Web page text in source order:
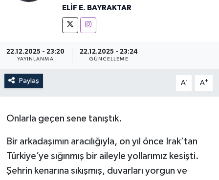
ELIF E. BAYRAKTAR
22.12.2025 - 23:20
YAYINLANMA
22.12.2025 - 23:24
GÜNCELLEME
Paylaş A- A+
Onlarla geçen sene tanıştık.
Bir arkadaşımın aracılığıyla, on yıl önce Irak’tan
Türkiye’ye sığınmış bir aileyle yollarımız kesişti.
Şehrin kenarına sıkışmış, duvarları yorgun ve
Kültür & Sanat
Magazin
Politika
Sağlık
Spor
Son Dakika Haberleri
Haber Arşivi